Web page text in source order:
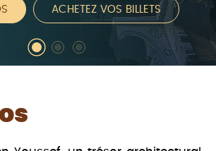
ACHETEZ VOS BILLETS